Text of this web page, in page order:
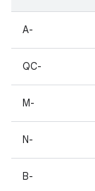
A-
QC-
M-
N-
B-